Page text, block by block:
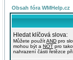
Obsah fóra WMHelp.cz
Hledat klíčová slova:
Můžete použítAND pro
mohou být a NOT pro
nahrazení části řetězce